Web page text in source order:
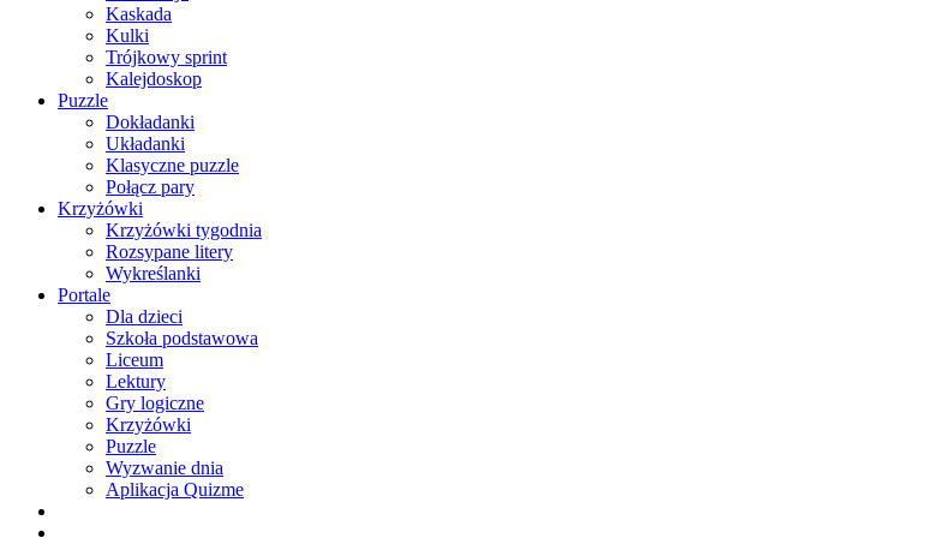
Kaskada
Kulki
Trójkowy sprint
Kalejdoskop
Puzzle
Dokładanki
Układanki
Klasyczne puzzle
Połącz pary
Krzyżówki
Krzyżówki tygodnia
Rozsypane litery
Wykreślanki
Portale
Dla dzieci
Szkoła podstawowa
Liceum
Lektury
Gry logiczne
Krzyżówki
Puzzle
Wyzwanie dnia
Aplikacja Quizme